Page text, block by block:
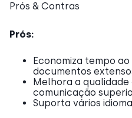
Prós & Contras
Prós:
Economiza tempo
documentos
Melhora a
comunicação
Suporta vários